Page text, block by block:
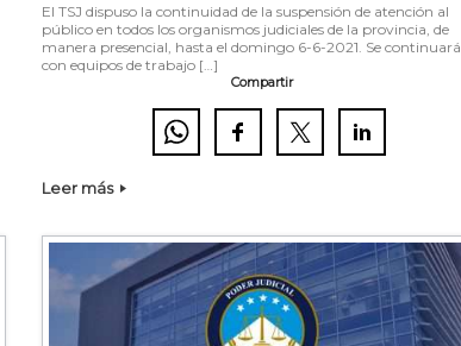
El TSJ dispuso la continuidad de la suspensión de atención al
público en todos los organismos judiciales de la provincia, de
manera presencial, hasta el domingo 6-6-2021. Se continuará
con equipos de trabajo […]
Compartir
Leer más